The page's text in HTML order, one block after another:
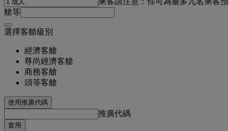
艙等
選擇客艙級別
經濟客艙
尊尚經濟客艙
商務客艙
頭等客艙
使用推廣代碼
推廣代碼
套用